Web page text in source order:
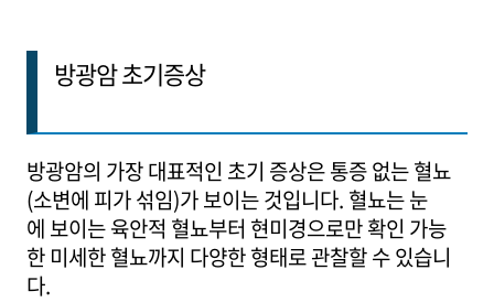
방광암 초기증상
방광암의 가장 대표적인 초기 증상은 통증 없는 혈뇨
(소변에 피가 섞임)가 보이는 것입니다. 혈뇨는 눈
에 보이는 육안적 혈뇨부터 현미경으로만 확인 가능
한 미세한 혈뇨까지 다양한 형태로 관찰할 수 있습니
다.